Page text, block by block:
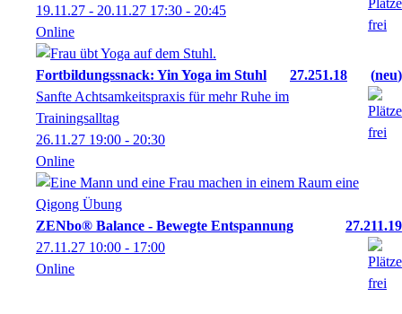
19.11.27 - 20.11.27 17:30 - 20:45
Online
Fortbildungssnack: Yin Yoga im Stuhl 27.251.18
neu
Sanfte Achtsamkeitspraxis für mehr Ruhe im
Trainingsalltag
26.11.27 19:00 - 20:30
Online
ZENbo® Balance - Bewegte Entspannung
27.211.19
27.11.27 10:00 - 17:00
Online